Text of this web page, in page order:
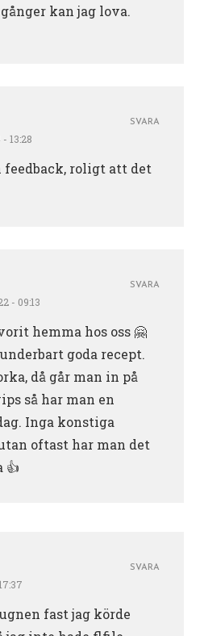
kan jag lova.
13:28
feedback, roligt att det
SVARA
- 09:13
hemma hos oss 🤗
goda recept.
då går man in på
så har man en
Inga konstiga
oftast har man det
👍
SVARA
fast jag körde
SVARA